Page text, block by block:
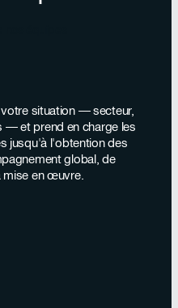
nos équipes
situation — secteur,
— et prend en charge les
jusqu'à l'obtention des
global, de
mise en œuvre.